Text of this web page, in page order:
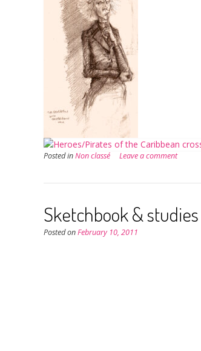
Posted inNon classé Leave a comment
Sketchbook &
Posted onFebruary 10, 2011